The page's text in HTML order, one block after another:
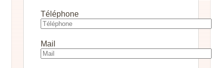
Téléphone
Mail